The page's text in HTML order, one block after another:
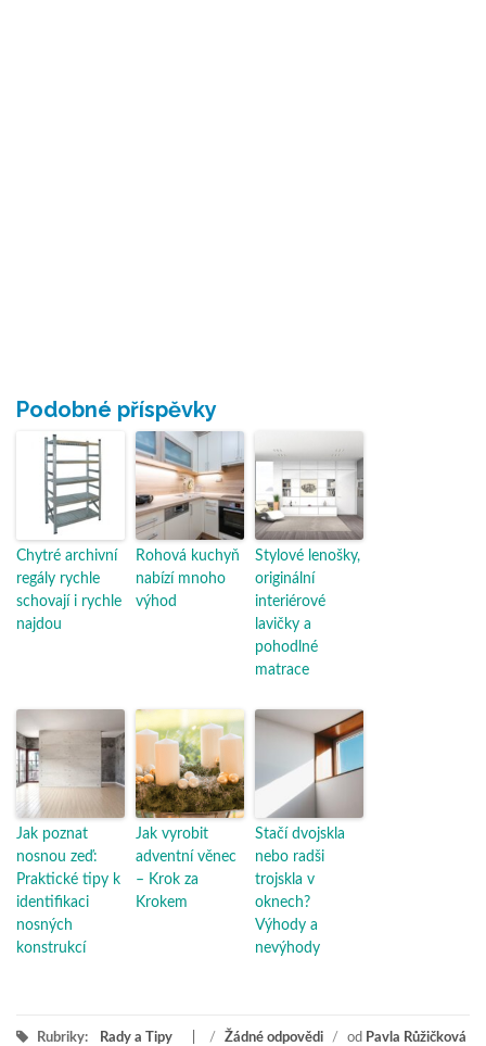
Podobné příspěvky
Chytré archivní
regály rychle
schovají i rychle
najdou
Rohová kuchyň
nabízí mnoho
výhod
Stylové lenošky,
originální
interiérové
lavičky a
pohodlné
matrace
Jak poznat
nosnou zeď:
Praktické tipy k
identifikaci
nosných
konstrukcí
Jak vyrobit
adventní věnec
– Krok za
Krokem
Stačí dvojskla
nebo radši
trojskla v
oknech?
Výhody a
nevýhody
Rubriky: Rady a Tipy / Žádné odpovědi / od Pavla Růžičková